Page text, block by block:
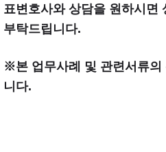
표변호사와 상담을 원하시면
부탁드립니다.
※본 업무사례 및 관련서류의
니다.